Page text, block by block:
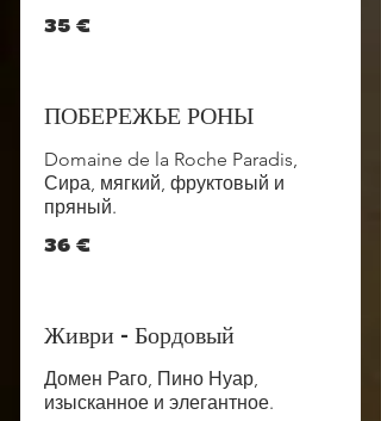
35 €
ПОБЕРЕЖЬЕ РОНЫ
Domaine de la Roche Paradis,
Сира, мягкий, фруктовый и
пряный.
36 €
Живри - Бордовый
Домен Раго, Пино Нуар,
изысканное и элегантное.